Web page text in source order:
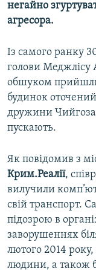
негайно
агресора.
Із самого ранку
голови Меджлісу
обшуком
будинок
дружини Чийгоза
пускають.
Як повідомив з
Крим.Реалії,
вилучили
свій транспорт.
підозрою в
заворушеннях
лютого 2014 року,
людини, а також